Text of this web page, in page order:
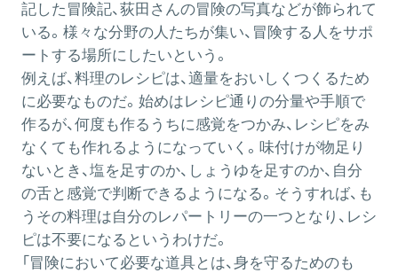
記した冒険記、荻田さんの冒険の写真などが飾られて
いる。様々な分野の人たちが集い、冒険する人をサポ
ートする場所にしたいという。
例えば、料理のレシピは、適量をおいしくつくるため
に必要なものだ。始めはレシピ通りの分量や手順で
作るが、何度も作るうちに感覚をつかみ、レシピをみ
なくても作れるようになっていく。味付けが物足り
ないとき、塩を足すのか、しょうゆを足すのか、自分
の舌と感覚で判断できるようになる。そうすれば、も
うその料理は自分のレパートリーの一つとなり、レシ
ピは不要になるというわけだ。
「冒険において必要な道具とは、身を守るためのも